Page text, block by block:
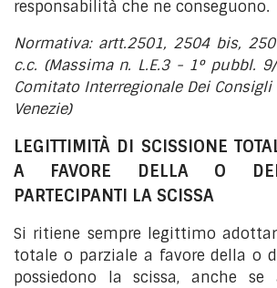
responsabilità che ne conseguono.
Normativa: artt.2501, 2504 bis,
c.c. (Massima n. L.E.3 - 1° pubbl.
Comitato Interregionale Dei
Venezie)
LEGITTIMITÀ DI SCISSIONE
A FAVORE DELLA O
PARTECIPANTI LA SCISSA
Si ritiene sempre legittimo
totale o parziale a favore della o
possiedono la scissa, anche